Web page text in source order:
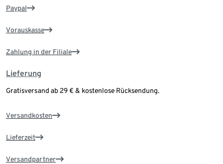
Paypal
Vorauskasse
Zahlung in der Filiale
Lieferung
Gratisversand ab 29 € & kostenlose Rücksendung.
Versandkosten
Lieferzeit
Versandpartner